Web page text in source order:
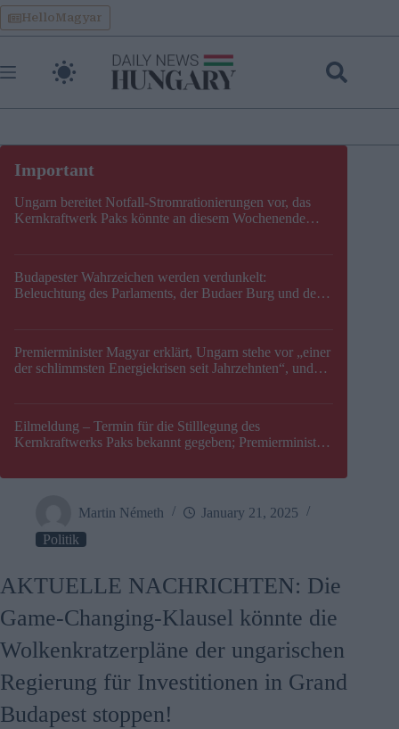
Skip
to
content
HelloMagyar
Ungarn bereitet Notfall-Stromrationierungen vor, das
Kernkraftwerk Paks könnte an diesem Wochenende
Budapester Wahrzeichen werden verdunkelt:
Beleuchtung des Parlaments, der Budaer Burg und der
Premierminister Magyar erklärt, Ungarn stehe vor „einer
der schlimmsten Energiekrisen seit Jahrzehnten“, und
Eilmeldung – Termin für die Stilllegung des
Kernkraftwerks Paks bekannt gegeben; Premierminister
Martin Németh
January 21, 2025
Politik
AKTUELLE NACHRICHTEN: Die
Game-Changing-Klausel könnte die
Wolkenkratzerpläne der ungarischen
Regierung für Investitionen in Grand
Budapest stoppen!